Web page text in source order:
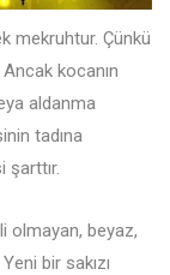
mekruhtur. Çünkü
kocanın
aldanma
tadına
şarttır.
olmayan, beyaz,
bir sakızı